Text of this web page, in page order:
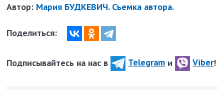
Автор: Мария БУДКЕВИЧ. Съемка автора.
Поделиться:
Подписывайтесь на нас в Telegram и Viber!